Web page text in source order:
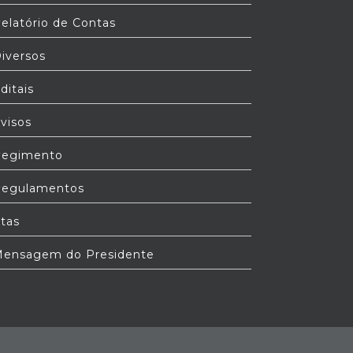
de Contas
do Presidente